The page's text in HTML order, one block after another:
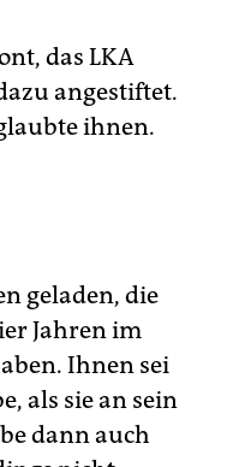
das LKA
angestiftet.
ihnen.
geladen, die
Jahren im
Ihnen sei
als sie an sein
dann auch